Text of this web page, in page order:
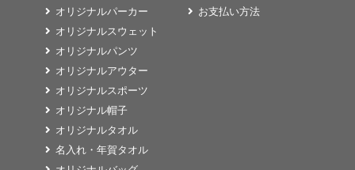
オリジナルパーカー
オリジナルスウェット
オリジナルパンツ
オリジナルアウター
オリジナルスポーツ
オリジナル帽子
オリジナルタオル
名入れ・年賀タオル
お支払い方法